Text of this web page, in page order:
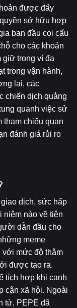
được đẩy
sở hữu hợp
ban đầu coi cấu
cho các khoản
giữ trong ví đa
trong vận hành,
lai, các
chiến dịch quảng
quanh việc sử
tham chiếu quan
đánh giá rủi ro
dịch, sức hấp
niệm nào về tiện
dẫn đầu cho
meme
với mức độ thâm
được tạo ra.
tích hợp khi cạnh
cận xã hội. Ngoài
tử, PEPE đã